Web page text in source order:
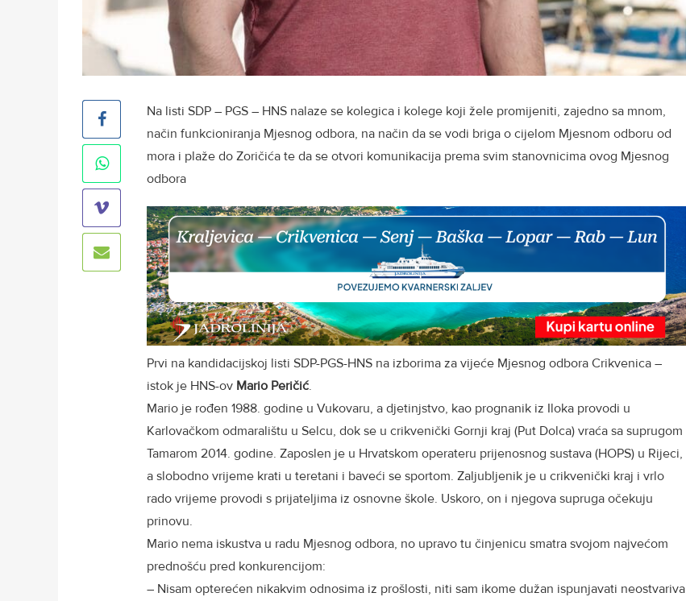
Na listi SDP – PGS – HNS nalaze se kolegica i kolege koji žele promijeniti, zajedno sa mnom,
način funkcioniranja Mjesnog odbora, na način da se vodi briga o cijelom Mjesnom odboru od
mora i plaže do Zoričića te da se otvori komunikacija prema svim stanovnicima ovog Mjesnog
odbora
Prvi na kandidacijskoj listi SDP-PGS-HNS na izborima za vijeće Mjesnog odbora Crikvenica –
istok je HNS-ov Mario Peričić.
Mario je rođen 1988. godine u Vukovaru, a djetinjstvo, kao prognanik iz Iloka provodi u
Karlovačkom odmaralištu u Selcu, dok se u crikvenički Gornji kraj (Put Dolca) vraća sa suprugom
Tamarom 2014. godine. Zaposlen je u Hrvatskom operateru prijenosnog sustava (HOPS) u Rijeci,
a slobodno vrijeme krati u teretani i baveći se sportom. Zaljubljenik je u crikvenički kraj i vrlo
rado vrijeme provodi s prijateljima iz osnovne škole. Uskoro, on i njegova supruga očekuju
prinovu.
Mario nema iskustva u radu Mjesnog odbora, no upravo tu činjenicu smatra svojom najvećom
prednošću pred konkurencijom:
– Nisam opterećen nikakvim odnosima iz prošlosti, niti sam ikome dužan ispunjavati neostvariva